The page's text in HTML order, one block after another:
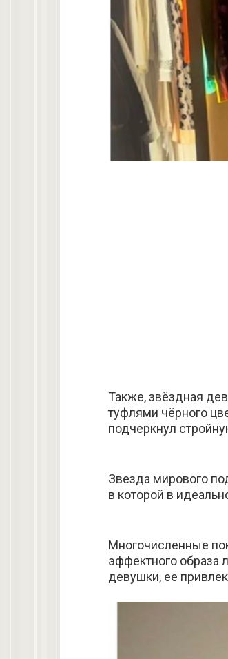
Также, звёздная
туфлями чёрного
подчеркнул
Звезда мирового
в которой в
Многочисленные
эффектного образа
девушки, ее